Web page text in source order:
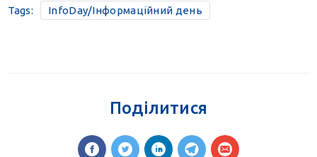
Tags: InfoDay/Інформаційний день
Поділитися